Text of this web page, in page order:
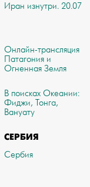
Иран изнутри. 20.07
Онлайн-трансляция
Патагония и
Огненная Земля
В поисках Океании:
Фиджи, Тонга,
Вануату
СЕРБИЯ
Сербия